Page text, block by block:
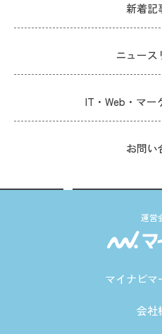
新着記
ニュース
IT・Web・マー
お問い
運営
マイナビマ
会社